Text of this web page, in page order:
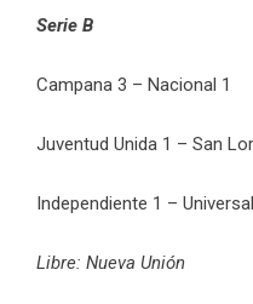
Serie B
Campana 3 – Nacional 1
Juventud Unida 1 – San
Independiente 1 –
Libre: Nueva Unión